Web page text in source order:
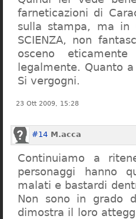
farneticazioni di
sulla stampa, ma in
SCIENZA, non
osceno
legalmente. Quanto
Si vergogni.
23 Ott 2009, 15:28
#14 M.acca
Continuiamo a
personaggi hanno
malati e bastardi
Non sono in grado
dimostra il loro